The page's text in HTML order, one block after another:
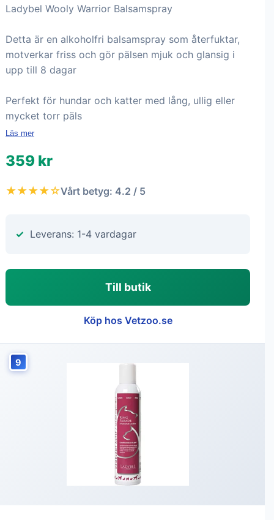
Ladybel Wooly Warrior Balsamspray
Detta är en alkoholfri balsamspray som återfuktar,
motverkar friss och gör pälsen mjuk och glansig i
upp till 8 dagar
Perfekt för hundar och katter med lång, ullig eller
mycket torr päls
Läs mer
359 kr
★★★★☆Vårt betyg: 4.2 / 5
Leverans: 1-4 vardagar
Till butik
Köp hos Vetzoo.se
9